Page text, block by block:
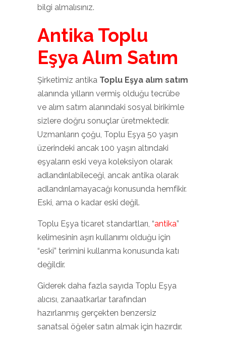
bilgi almalısınız.
Antika Toplu
Eşya Alım Satım
Şirketimiz antika Toplu Eşya alım satım
alanında yılların vermiş olduğu tecrübe
ve alım satım alanındaki sosyal birikimle
sizlere doğru sonuçlar üretmektedir.
Uzmanların çoğu, Toplu Eşya 50 yaşın
üzerindeki ancak 100 yaşın altındaki
eşyaların eski veya koleksiyon olarak
adlandırılabileceği, ancak antika olarak
adlandırılamayacağı konusunda hemfikir.
Eski, ama o kadar eski değil.
Toplu Eşya ticaret standartları, “antika”
kelimesinin aşırı kullanımı olduğu için
“eski” terimini kullanma konusunda katı
değildir.
Giderek daha fazla sayıda Toplu Eşya
alıcısı, zanaatkarlar tarafından
hazırlanmış gerçekten benzersiz
sanatsal öğeler satın almak için hazırdır.